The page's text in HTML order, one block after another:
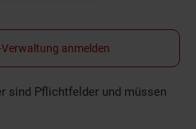
anmelden
sind Pflichtfelder und müssen